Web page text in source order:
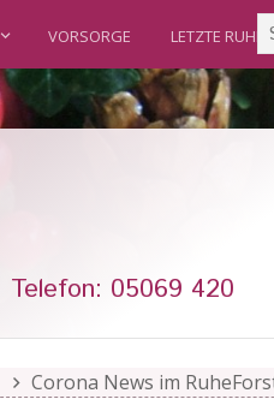
VORSORGE LETZTE RUHE
Telefon: 05069 420
Corona News im